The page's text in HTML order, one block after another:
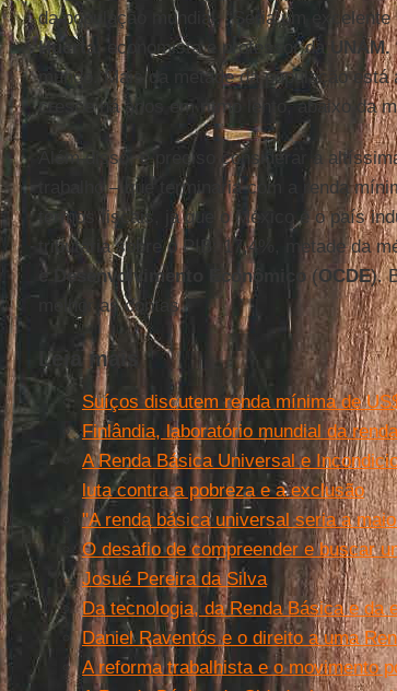
da população mundial. “Seria um
Huerta,
economista e professor da UNAM.
mundo. Mais da metade da população está
cresce há anos em ritmo lento, abaixo da
Além disso, é preciso considerar a
trabalho – que terminaria com a renda
termos fiscais, já que o México é o país
tributária sobre o PIB: 17,4%, metade da
e Desenvolvimento Econômico(OCDE).
melhor as contas.
Leia mais
Suíços discutem renda mínima de
Finlândia, laboratório mundial da
A Renda Básica Universal e
luta contra a pobreza e a exclusão
"A renda básica universal seria a
O desafio de compreender e buscar
Josué Pereira da Silva
Da tecnologia, da Renda Básica e da
Daniel Raventós e o direito a uma
A reforma trabalhista e o movimento